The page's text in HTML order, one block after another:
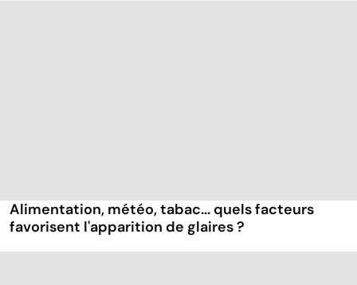
Alimentation, météo, tabac... quels facteurs
favorisent l'apparition de glaires ?